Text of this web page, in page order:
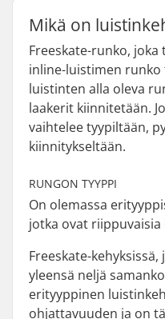
Mikä on
Freeskate-runko,
inline-luistimen
luistinten alla oleva
laakerit kiinnitetään.
vaihtelee tyypiltään,
kiinnitykseltään.
RUNGON TYYPPI
On olemassa
jotka ovat
Freeskate-
yleensä neljä
erityyppinen
ohjattavuuden ja on